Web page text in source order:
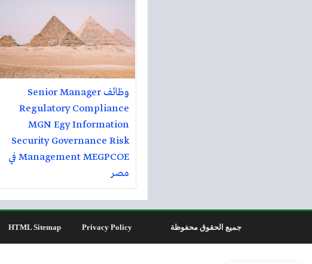
وظائف Senior Manager
Regulatory Compliance
MGN Egy Information
Security Governance Risk
Management MEGPCOE في
مصر
Privacy Policy
HTML Sitemap جميع الحقوق محفوظة